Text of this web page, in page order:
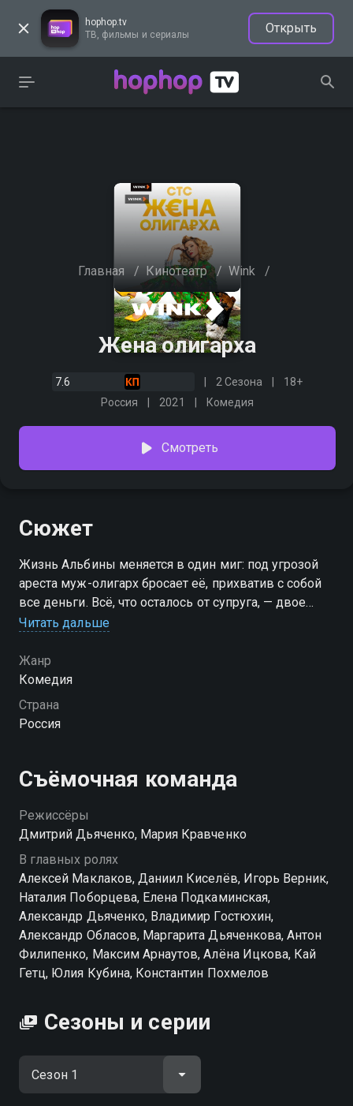
hophop.tv
ТВ, фильмы и сериалы
Открыть
Главная / Кинотеатр / Wink /
Жена олигарха
7.6 2 Сезона
18+
Россия
2021 Комедия
Смотреть
Сюжет
Жизнь Альбины меняется в один миг: под угрозой
ареста муж-олигарх бросает её, прихватив с собой
все деньги. Всё, что осталось от супруга, — двое
детей и российская фабрика на грани банкротства.
жизни в лондонском особняке и вспомнить то, что
ей говорили на бизнес-курсах. Только начинать
жизнь с чистого листа в провинциальном городке
без гроша в кармане её никто не учил.
Читать дальше
Жанр
Комедия
Страна
Россия
Съёмочная команда
Режиссёры
Дмитрий Дьяченко, Мария Кравченко
В главных ролях
Алексей Маклаков, Даниил Киселёв, Игорь Верник,
Наталия Поборцева, Елена Подкаминская,
Александр Дьяченко, Владимир Гостюхин,
Александр Обласов, Маргарита Дьяченкова, Антон
Филипенко, Максим Арнаутов, Алёна Ицкова, Кай
Гетц, Юлия Кубина, Константин Похмелов
Сезоны и серии